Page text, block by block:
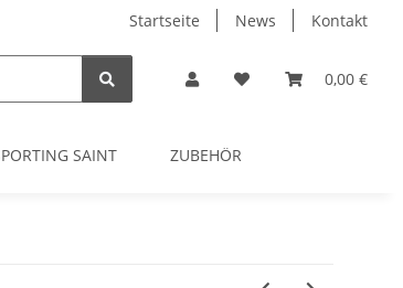
Startseite News Kontakt
0,00 €
SAINT ZUBEHÖR